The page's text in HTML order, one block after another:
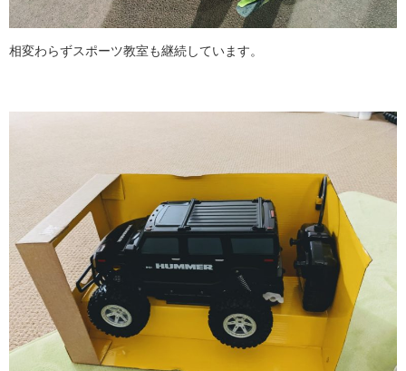
相変わらずスポーツ教室も継続しています。